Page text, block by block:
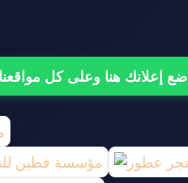
ضع إعلانك هنا وعلى كل مواقعنا أكثر من 50 موقع - للطلب